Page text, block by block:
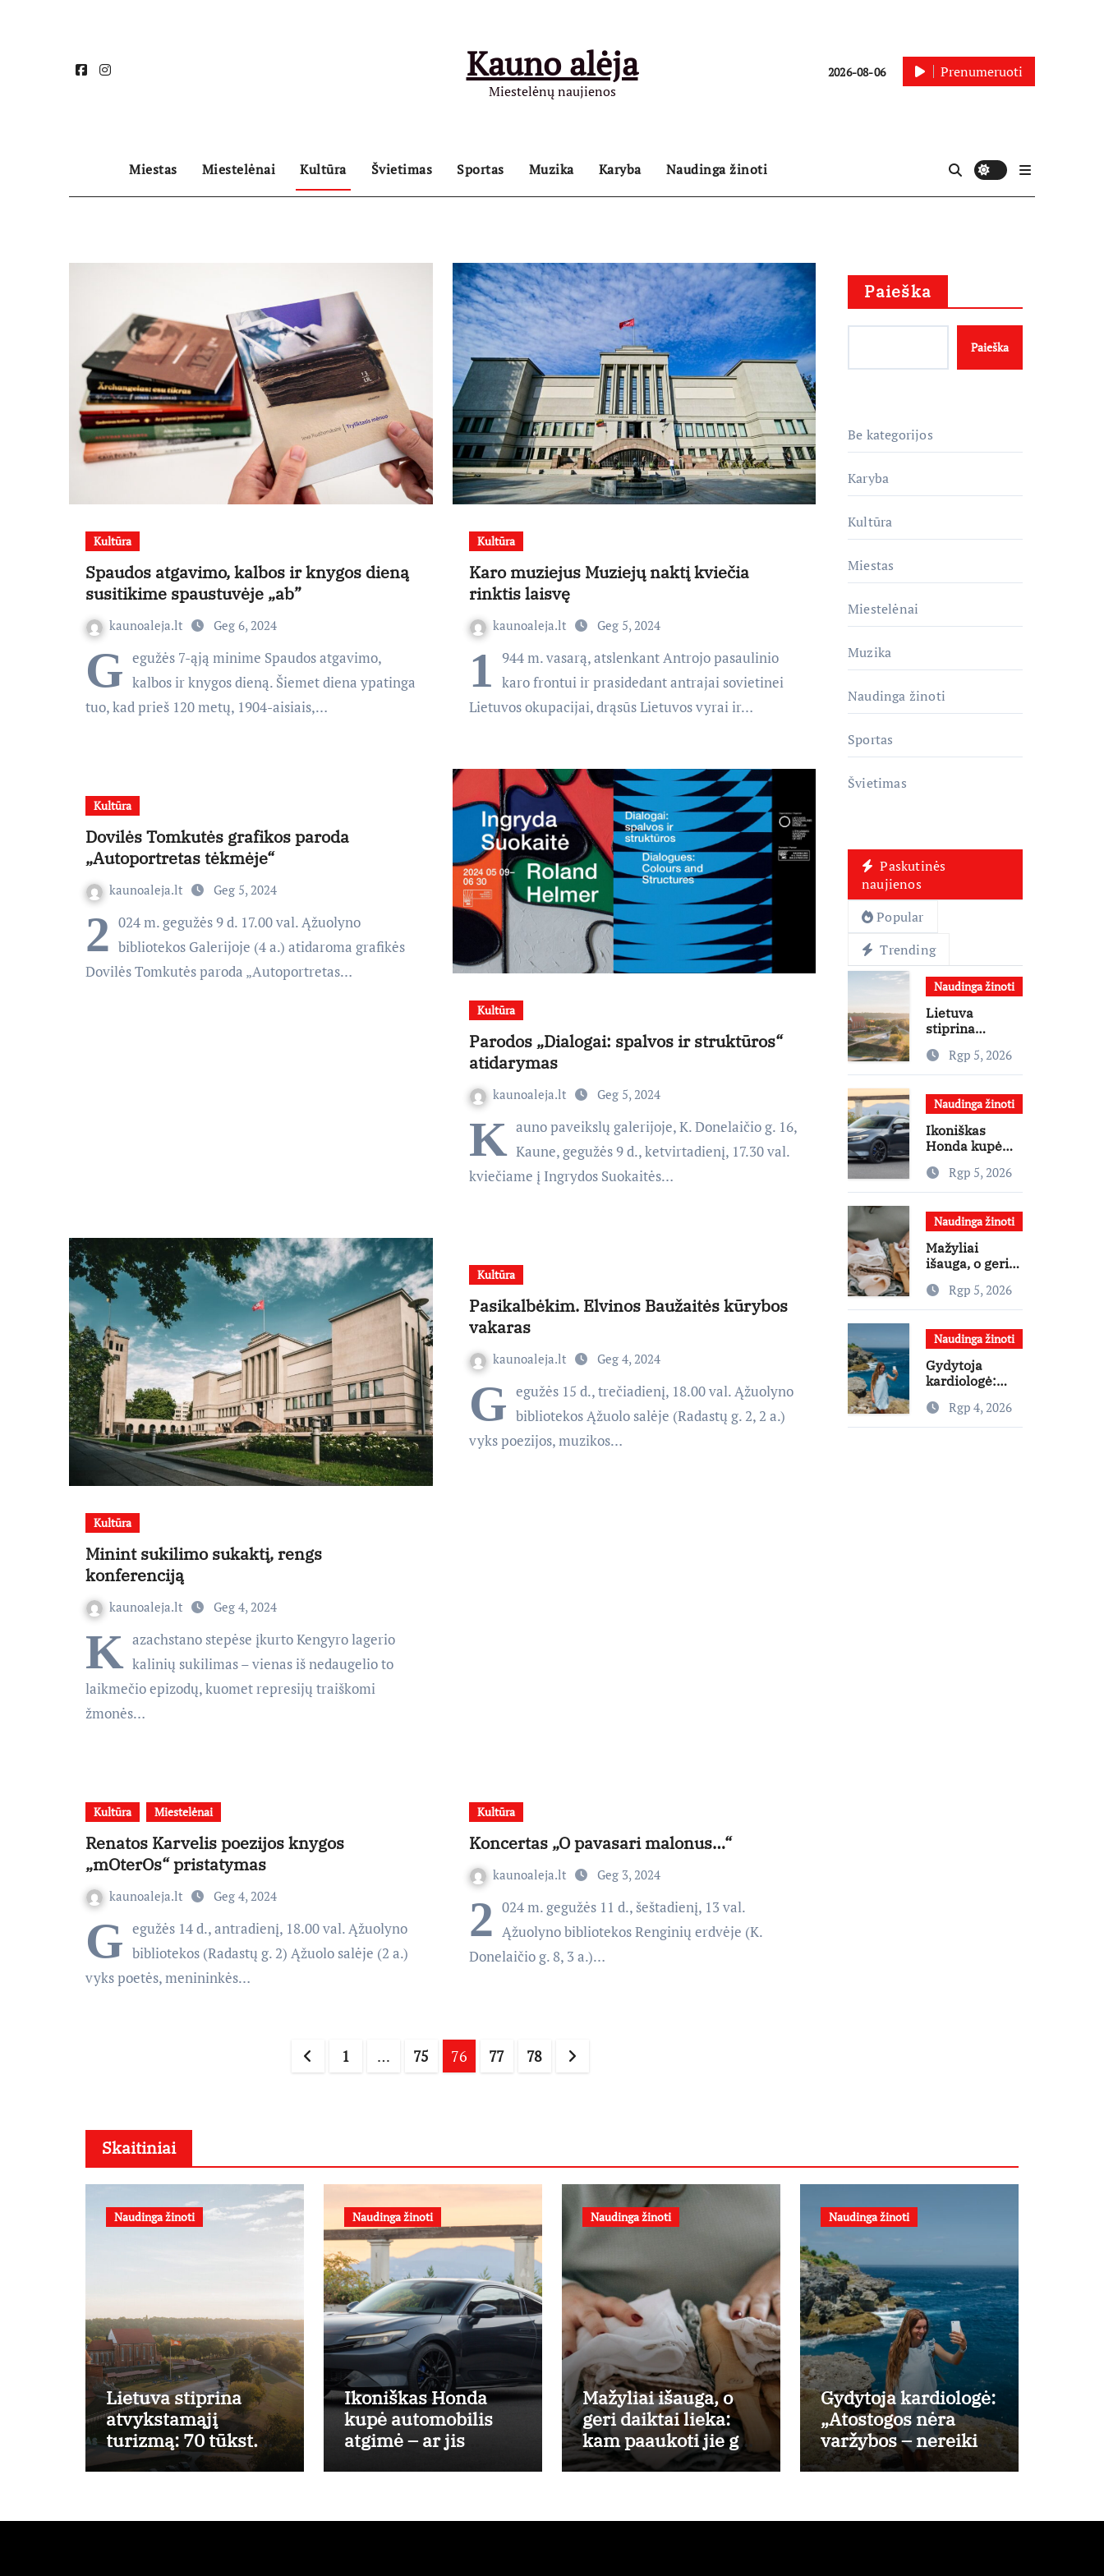
Kauno alėja
Miestelėnų naujienos
2026-08-06 Prenumeruoti
Miestas Miestelėnai Kultūra Švietimas Sportas Muzika Karyba Naudinga žinoti
Kultūra
Spaudos atgavimo, kalbos ir knygos dieną
susitikime spaustuvėje „ab”
kaunoaleja.lt Geg 6, 2024
G egužės 7-ąją minime Spaudos atgavimo,
kalbos ir knygos dieną. Šiemet diena ypatinga
tuo, kad prieš 120 metų, 1904-aisiais,…
Kultūra
Karo muziejus Muziejų naktį kviečia
rinktis laisvę
kaunoaleja.lt Geg 5, 2024
1
944 m. vasarą, atslenkant Antrojo pasaulinio
karo frontui ir prasidedant antrajai sovietinei
Lietuvos okupacijai, drąsūs Lietuvos vyrai ir…
Kultūra
Dovilės Tomkutės grafikos paroda
„Autoportretas tėkmėje“
kaunoaleja.lt Geg 5, 2024
2 024 m. gegužės 9 d. 17.00 val. Ąžuolyno
bibliotekos Galerijoje (4 a.) atidaroma grafikės
Dovilės Tomkutės paroda „Autoportretas…
Kultūra
Parodos „Dialogai: spalvos ir struktūros“
atidarymas
kaunoaleja.lt Geg 5, 2024
K auno paveikslų galerijoje, K. Donelaičio g. 16,
Kaune, gegužės 9 d., ketvirtadienį, 17.30 val.
kviečiame į Ingrydos Suokaitės…
Kultūra
Minint sukilimo sukaktį, rengs
konferenciją
kaunoaleja.lt Geg 4, 2024
K azachstano stepėse įkurto Kengyro lagerio
kalinių sukilimas – vienas iš nedaugelio to
laikmečio epizodų, kuomet represijų traiškomi
žmonės…
Kultūra
Pasikalbėkim. Elvinos Baužaitės kūrybos
vakaras
kaunoaleja.lt Geg 4, 2024
G egužės 15 d., trečiadienį, 18.00 val. Ąžuolyno
bibliotekos Ąžuolo salėje (Radastų g. 2, 2 a.)
vyks poezijos, muzikos…
Kultūra Miestelėnai
Renatos Karvelis poezijos knygos
„mOterOs“ pristatymas
kaunoaleja.lt Geg 4, 2024
G egužės 14 d., antradienį, 18.00 val. Ąžuolyno
bibliotekos (Radastų g. 2) Ąžuolo salėje (2 a.)
vyks poetės, menininkės…
Kultūra
Koncertas „O pavasari malonus…“
kaunoaleja.lt Geg 3, 2024
2 024 m. gegužės 11 d., šeštadienį, 13 val.
Ąžuolyno bibliotekos Renginių erdvėje (K.
Donelaičio g. 8, 3 a.)…
Įrašų
1 … 75 76 77 78
Paieška
Paieška
Be kategorijos
Karyba
Kultūra
Miestas
Miestelėnai
Muzika
Naudinga žinoti
Sportas
Švietimas
Paskutinės
naujienos
Popular
Trending
Naudinga žinoti
Lietuva
stiprina
turizmą: 70
tūkst. eurų
investicijų
užsienio
turistams
pritraukti
Rgp 5, 2026
Naudinga žinoti
Ikoniškas
Honda kupė
atgimė – ar jis
pateisins
pirkėjų
lūkesčius?
Rgp 5, 2026
Naudinga žinoti
Mažyliai
išauga, o geri
kam paaukoti
jie gali būti
aukso vertės?
Rgp 5, 2026
Naudinga žinoti
Gydytoja
kardiologė:
nėra varžybos
– nereikia
Rgp 4, 2026
Skaitiniai
Naudinga žinoti
Lietuva stiprina
atvykstamąjį
turizmą: 70 tūkst.
eurų investicijų
Naudinga žinoti
Ikoniškas Honda
kupė automobilis
atgimė – ar jis
Naudinga žinoti
Mažyliai išauga, o
geri daiktai lieka:
kam paaukoti jie gali
būti aukso vertės?
Naudinga žinoti
Gydytoja kardiologė:
„Atostogos nėra
varžybos – nereikia
stengtis per vieną